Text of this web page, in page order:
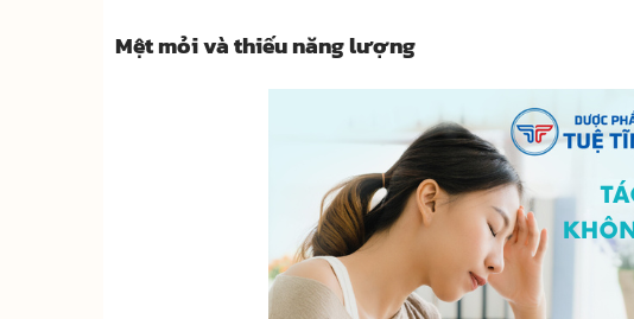
Mệt mỏi và thiếu năng lượng